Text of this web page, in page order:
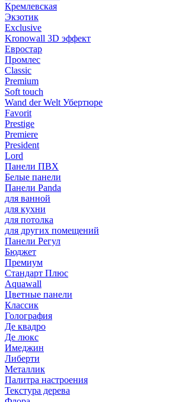
Кремлевская
Экзотик
Exclusive
Kronowall 3D эффект
Евростар
Промлес
Classic
Premium
Soft touch
Wand der Welt Убертюре
Favorit
Prestige
Premiere
President
Lord
Панели ПВХ
Белые панели
Панели Panda
для ванной
для кухни
для потолка
для других помещений
Панели Регул
Бюджет
Премиум
Стандарт Плюс
Aquawall
Цветные панели
Классик
Голография
Де квадро
Де люкс
Имеджин
Либерти
Металлик
Палитра настроения
Текстура дерева